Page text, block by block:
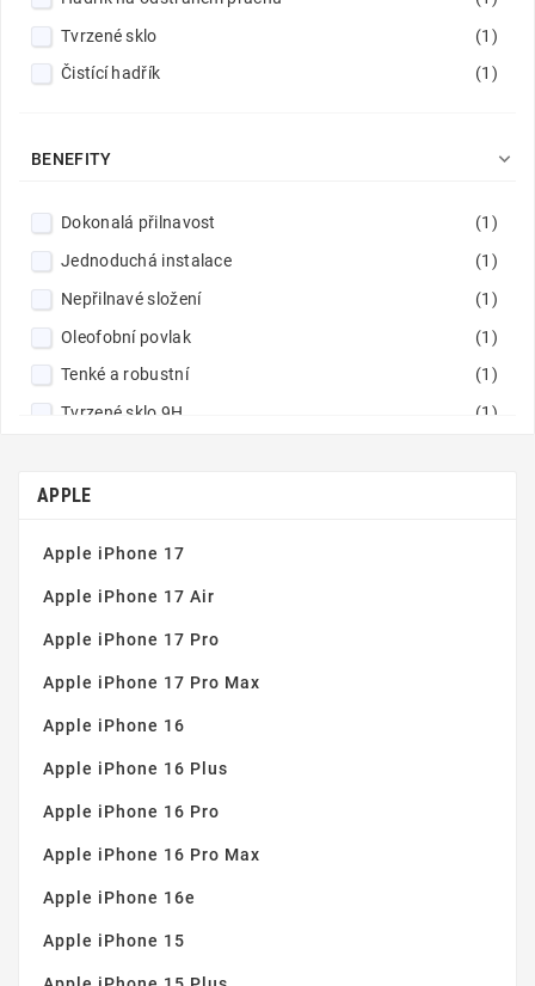
Světle zelený
(1)
Světle žlutý
(1)
Tmavě fialový (purple)
(1)
Tmavší modrý
Zelený
(4)
Zlatý
(1)
Zářivý růžový
(1)
Černý
(21)
Červený
(3)
Tvrzené sklo
(1)
Čistící hadřík
(1)
BENEFITY 
Dokonalá přilnavost
(1)
Jednoduchá instalace
(1)
Nepřilnavé složení
(1)
Oleofobní povlak
(1)
Tenké a robustní
(1)
Tvrzené sklo 9H
(1)
Zaoblené hrany
APPLE
Apple iPhone 17
Apple iPhone 17 Air
Apple iPhone 17 Pro
Apple iPhone 17 Pro Max
Apple iPhone 16
Apple iPhone 16 Plus
Apple iPhone 16 Pro
Apple iPhone 16 Pro Max
Apple iPhone 16e
Apple iPhone 15